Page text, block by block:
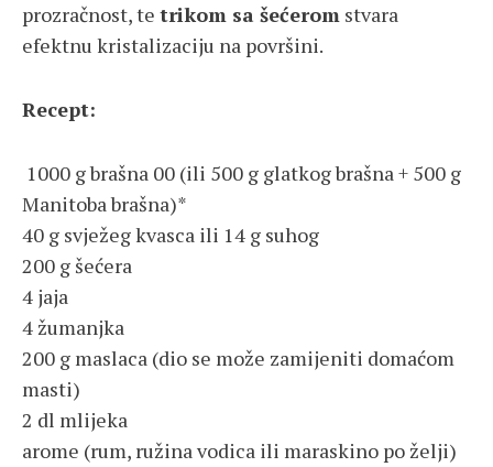
prozračnost, te trikom sa šećerom stvara
efektnu kristalizaciju na površini.
Recept:
1000 g brašna 00 (ili 500 g glatkog brašna + 500 g
Manitoba brašna)*
40 g svježeg kvasca ili 14 g suhog
200 g šećera
4 jaja
4 žumanjka
200 g maslaca (dio se može zamijeniti domaćom
masti)
2 dl mlijeka
arome (rum, ružina vodica ili maraskino po želji)